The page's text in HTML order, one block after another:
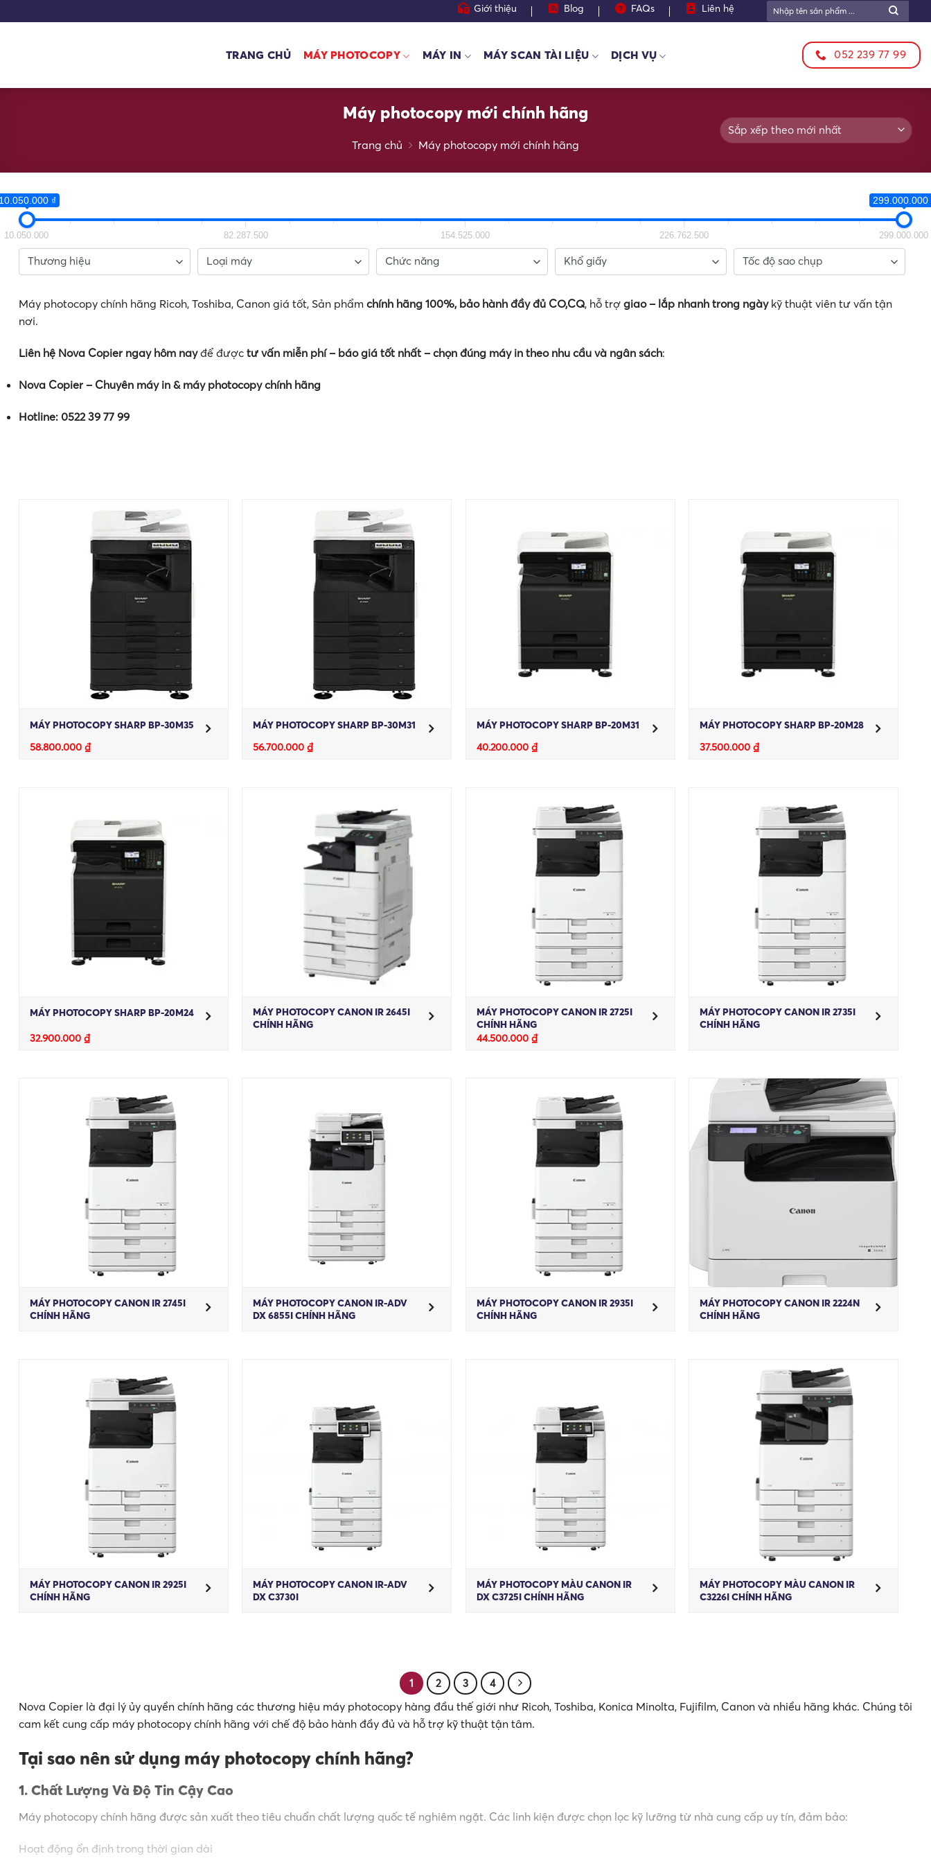
qua
Giới thiệu Blog FAQs Liên hệ
kiếm:
TRANG CHỦ MÁY PHOTOCOPY MÁY IN MÁY SCAN TÀI LIỆU DỊCH VỤ 052 239 77 99
Máy photocopy mới chính hãng
Trang chủ Máy photocopy mới chính hãng
₫ 299.000.000
10.050.000 82.287.500 154.525.000 226.762.500 299.000.000
Máy photocopy chính hãng Ricoh, Toshiba, Canon giá tốt, Sản phẩm chính hãng 100%, bảo hành đầy đủ CO,CQ, hỗ trợ giao – lắp nhanh trong ngàykỹ thuật viên tư vấn tận
nơi.
Liên hệ Nova Copier ngay hôm nayđể được tư vấn miễn phí – báo giá tốt nhất – chọn đúng máy in theo nhu cầu và ngân sách:
Nova Copier – Chuyên máy in & máy photocopy chính hãng
Hotline: 0522 39 77 99
MÁY PHOTOCOPY SHARP BP-30M35
58.800.000 ₫
MÁY PHOTOCOPY SHARP BP-30M31
56.700.000₫
MÁY PHOTOCOPY SHARP BP-20M31
40.200.000 ₫
MÁY PHOTOCOPY SHARP BP-20M28
37.500.000₫
MÁY PHOTOCOPY SHARP BP-20M24
32.900.000 ₫
MÁY PHOTOCOPY CANON IR 2645I
CHÍNH HÃNG
MÁY PHOTOCOPY CANON IR 2725I
CHÍNH HÃNG
44.500.000 ₫
MÁY PHOTOCOPY CANON IR 2735I
CHÍNH HÃNG
MÁY PHOTOCOPY CANON IR 2745I
CHÍNH HÃNG
MÁY PHOTOCOPY CANON IR-ADV
DX 6855I CHÍNH HÃNG
MÁY PHOTOCOPY CANON IR 2935I
CHÍNH HÃNG
MÁY PHOTOCOPY CANON IR 2224N
CHÍNH HÃNG
MÁY PHOTOCOPY CANON IR 2925I
CHÍNH HÃNG
MÁY PHOTOCOPY CANON IR-ADV
DX C3730I
MÁY PHOTOCOPY MÀU CANON IR
DX C3725I CHÍNH HÃNG
MÁY PHOTOCOPY MÀU CANON IR
C3226I CHÍNH HÃNG
1 2 3 4
Nova Copier là đại lý ủy quyền chính hãng các thương hiệu máy photocopy hàng đầu thế giới như Ricoh, Toshiba, Konica Minolta, Fujifilm, Canon và nhiều hãng khác. Chúng tôi
cam kết cung cấp máy photocopy chính hãng với chế độ bảo hành đầy đủ và hỗ trợ kỹ thuật tận tâm.
Tại sao nên sử dụng máy photocopy chính hãng?
1. Chất Lượng Và Độ Tin Cậy Cao
Máy photocopy chính hãng được sản xuất theo tiêu chuẩn chất lượng quốc tế nghiêm ngặt. Các linh kiện được chọn lọc kỹ lưỡng từ nhà cung cấp uy tín, đảm bảo:
Hoạt động ổn định trong thời gian dài